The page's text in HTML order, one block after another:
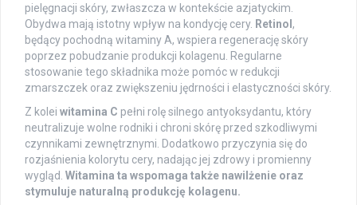
pielęgnacji skóry, zwłaszcza w kontekście azjatyckim.
Obydwa mają istotny wpływ na kondycję cery. Retinol ,
będący pochodną witaminy A, wspiera regenerację skóry
poprzez pobudzanie produkcji kolagenu. Regularne
stosowanie tego składnika może pomóc w redukcji
zmarszczek oraz zwiększeniu jędrności i elastyczności skóry.
Z kolei witamina C pełni rolę silnego antyoksydantu, który
neutralizuje wolne rodniki i chroni skórę przed szkodliwymi
czynnikami zewnętrznymi. Dodatkowo przyczynia się do
rozjaśnienia kolorytu cery, nadając jej zdrowy i promienny
wygląd. Witamina ta wspomaga także nawilżenie oraz
stymuluje naturalną produkcję kolagenu.